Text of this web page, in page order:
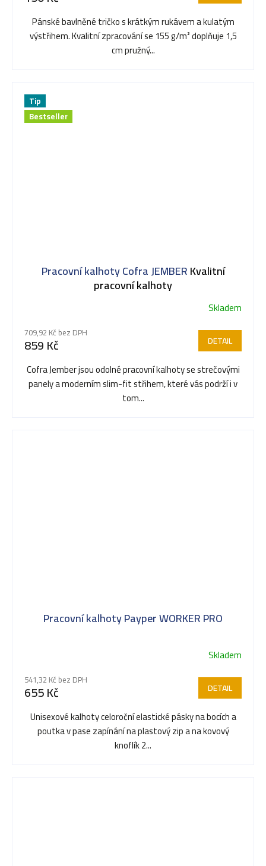
Pánské bavlněné tričko s krátkým rukávem a kulatým
výstřihem. Kvalitní zpracování se 155 g/m² doplňuje 1,5
cm pružný...
Tip
Bestseller
Pracovní kalhoty Cofra JEMBERKvalitní
pracovní kalhoty
produktu
je
5,0
Skladem
709,92 Kč bez DPH
859 Kč DETAIL
Cofra Jember jsou odolné pracovní kalhoty se strečovými
panely a moderním slim-fit střihem, které vás podrží i v
tom...
Pracovní kalhoty Payper WORKER PRO
Skladem
541,32 Kč bez DPH
655 Kč DETAIL
Unisexové kalhoty celoroční elastické pásky na bocích a
poutka v pase zapínání na plastový zip a na kovový
knoflík 2...